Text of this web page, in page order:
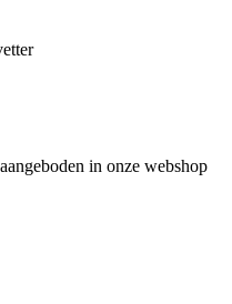
in onze webshop